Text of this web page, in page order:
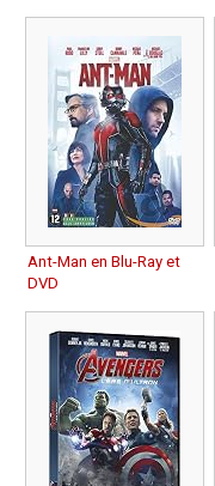
Ant-Man en Blu-Ray et
DVD